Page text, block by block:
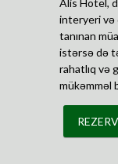
Alis Hotel,
interyeri və
tanınan
istərsə də
rahatlıq və
mükəmməl